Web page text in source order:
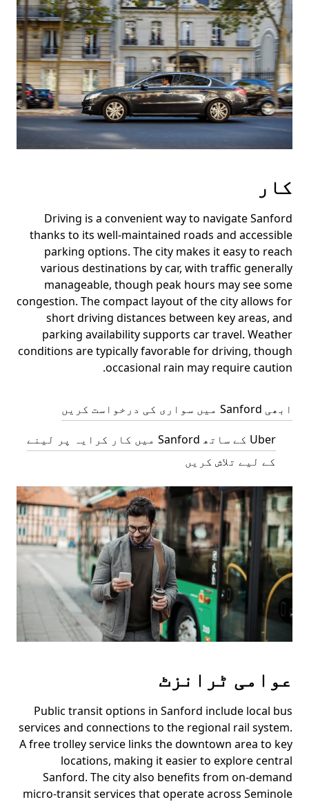
کار
Driving is a convenient way to navigate Sanford
thanks to its well-maintained roads and accessible
parking options. The city makes it easy to reach
various destinations by car, with traffic generally
manageable, though peak hours may see some
congestion. The compact layout of the city allows for
short driving distances between key areas, and
parking availability supports car travel. Weather
conditions are typically favorable for driving, though
occasional rain may require caution.
ابھی Sanford میں سواری کی درخواست کریں
Uber کے ساتھ Sanford میں کار کرایہ پر لینے
کے لیے تلاش کریں
عوامی ٹرانزٹ
Public transit options in Sanford include local bus
services and connections to the regional rail system.
A free trolley service links the downtown area to key
locations, making it easier to explore central
Sanford. The city also benefits from on-demand
micro-transit services that operate across Seminole